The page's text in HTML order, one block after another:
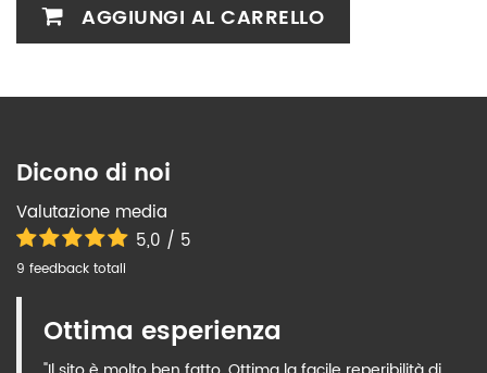
AGGIUNGI AL CARRELLO
Dicono di noi
Valutazione media
5,0 / 5
9 feedback totali
Ottima esperienza